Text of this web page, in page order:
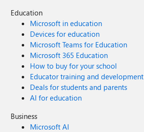
Education
Microsoft in education
Devices for education
Microsoft Teams for Education
Microsoft 365 Education
How to buy for your school
Educator training and development
Deals for students and parents
AI for education
Business
Microsoft AI